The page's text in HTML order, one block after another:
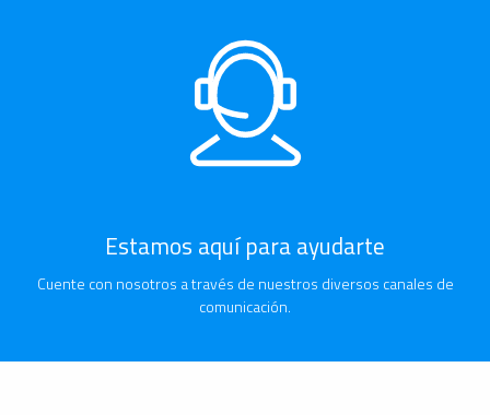
Estamos aquí para ayudarte
Cuente con nosotros a través de nuestros diversos canales de
comunicación.